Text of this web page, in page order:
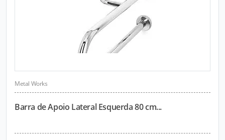
Metal Works
Barra de Apoio Lateral Esquerda 80 cm...